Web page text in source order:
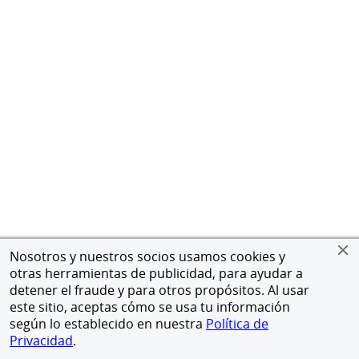
Nosotros y nuestros socios usamos cookies y
otras herramientas de publicidad, para ayudar a
detener el fraude y para otros propósitos. Al usar
este sitio, aceptas cómo se usa tu información
según lo establecido en nuestra Política de
Privacidad.